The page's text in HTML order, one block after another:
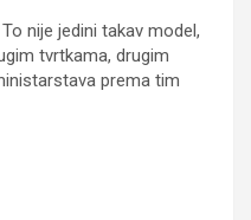
nije jedini takav model,
tvrtkama, drugim
prema tim